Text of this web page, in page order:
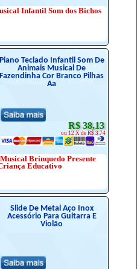
Infantil Som dos Bichos
Piano Teclado Infantil Som De
Animais Musical De
Fazendinha Cor Branco Pilhas
Aa
R$ 38,13
ou 12 X de R$ 3.74
Brinquedo Presente
Educativo
Slide De Metal Aço Inox
Acessório Para Guitarra E
Violão